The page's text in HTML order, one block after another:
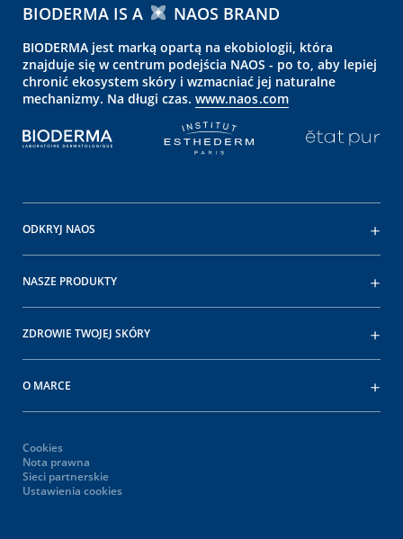
BIODERMA IS A NAOS BRAND
BIODERMA jest marką opartą na ekobiologii, która
znajduje się w centrum podejścia NAOS - po to, aby lepiej
chronić ekosystem skóry i wzmacniać jej naturalne
mechanizmy. Na długi czas. www.naos.com
ODKRYJ NAOS
NASZE PRODUKTY
ZDROWIE TWOJEJ SKÓRY
O MARCE
Cookies
Nota prawna
Sieci partnerskie
Ustawienia cookies